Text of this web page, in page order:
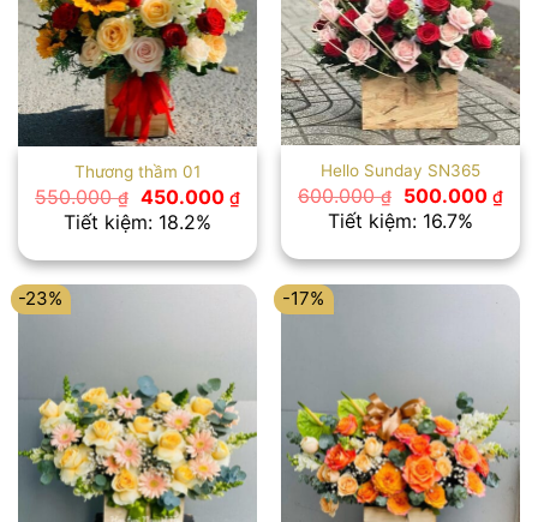
Thương thầm 01
550.000₫ Giá
gốc
là:
450.000 ₫Giá
hiện
là:
450.000 ₫.
Tiết kiệm: 18.2%
Hello Sunday SN365
600.000₫
Giá
gốc
là:
500.000 ₫Giá
hiện
là:
Tiết kiệm: 16.7%
-23% -17%